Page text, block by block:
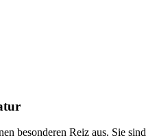
besonderen Reiz aus. Sie